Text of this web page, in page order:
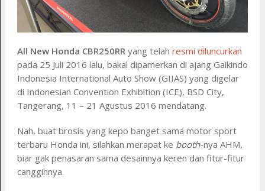
All New Honda CBR250RR yang telah resmi diluncurkan
pada 25 Juli 2016 lalu, bakal dipamerkan di ajang Gaikindo
Indonesia International Auto Show (GIIAS) yang digelar
di Indonesian Convention Exhibition (ICE), BSD City,
Tangerang, 11 – 21 Agustus 2016 mendatang.
Nah, buat brosis yang kepo banget sama motor sport
terbaru Honda ini, silahkan merapat ke booth-nya AHM,
biar gak penasaran sama desainnya keren dan fitur-fitur
canggihnya.